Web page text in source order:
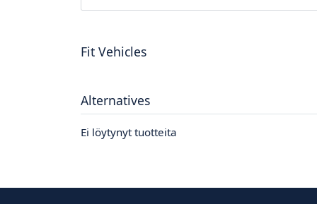
Fit Vehicles
Alternatives
Ei löytynyt tuotteita